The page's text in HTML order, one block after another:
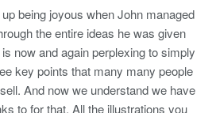
being joyous when John managed
the entire ideas he was given
now and again perplexing to simply
key points that many many people
And now we understand we have
to for that. All the illustrations you